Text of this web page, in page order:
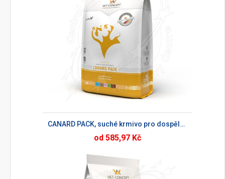
CANARD PACK, suché krmivo pro dospělé psy
od 585,97 Kč